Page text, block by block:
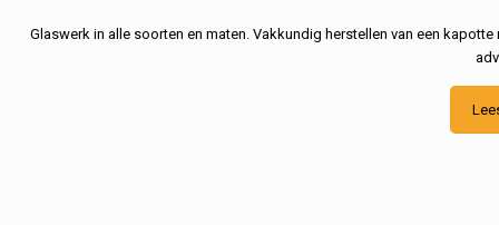
Glaswerk in alle soorten en maten. Vakkundig herstellen van een